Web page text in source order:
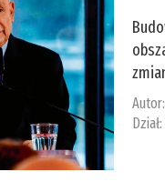
Autor:
Dział: